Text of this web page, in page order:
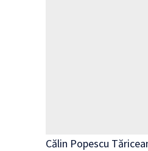
Călin Popescu